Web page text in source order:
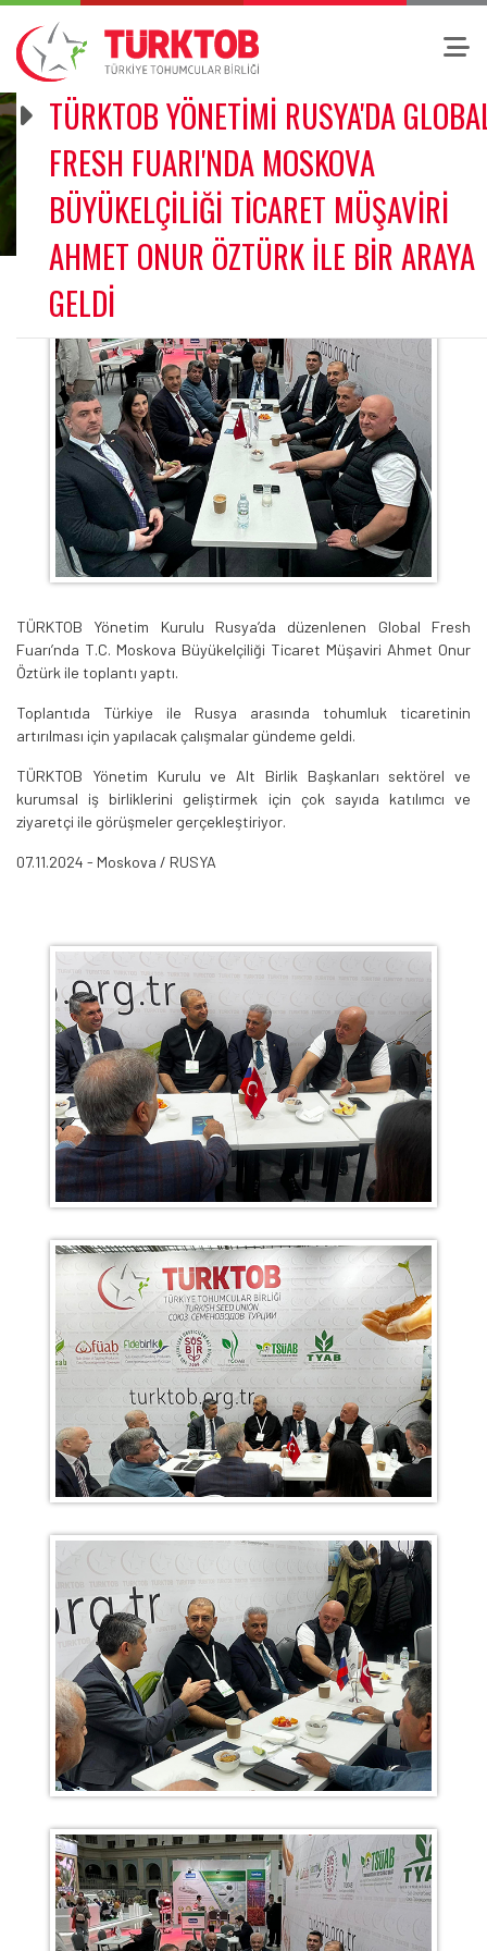
TÜRKTOB YÖNETİMİ RUSYA'DA
FRESH FUARI'NDA MOSKOVA
BÜYÜKELÇİLİĞİ TİCARET MÜŞAVİRİ
AHMET ONUR ÖZTÜRK İLE BİR ARAYA
GELDİ
TÜRKTOB Yönetim Kurulu Rusya’da düzenlenen Global Fresh
Fuarı’nda T.C. Moskova Büyükelçiliği Ticaret Müşaviri Ahmet Onur
Öztürk ile toplantı yaptı.
Toplantıda Türkiye ile Rusya arasında tohumluk ticaretinin
artırılması için yapılacak çalışmalar gündeme geldi.
TÜRKTOB Yönetim Kurulu ve Alt Birlik Başkanları sektörel ve
kurumsal iş birliklerini geliştirmek için çok sayıda katılımcı ve
ziyaretçi ile görüşmeler gerçekleştiriyor.
07.11.2024 - Moskova / RUSYA